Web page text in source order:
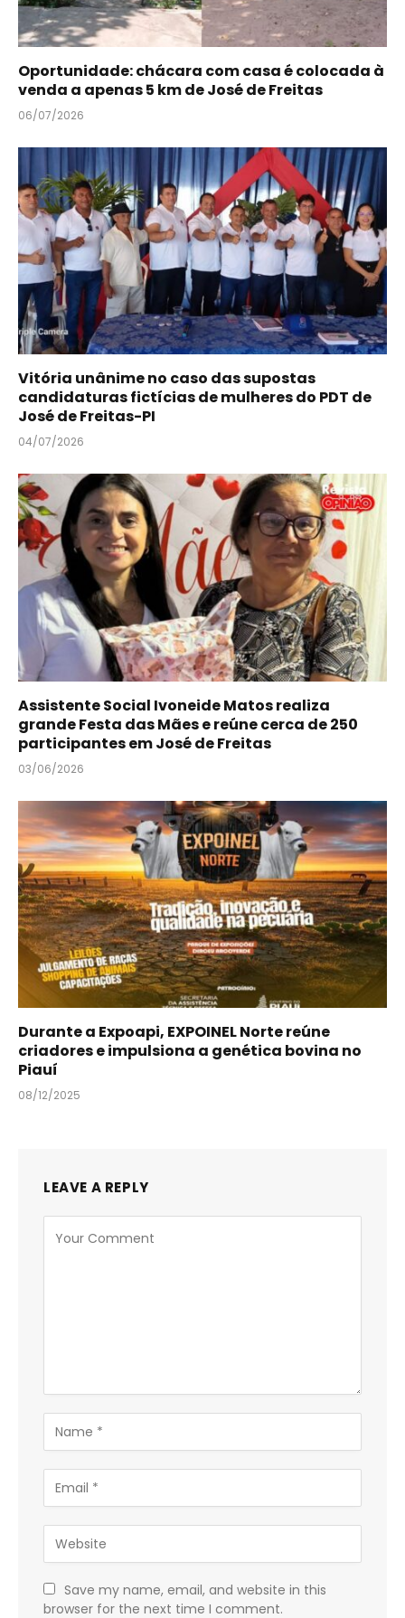
Oportunidade: chácara com casa é colocada à
venda a apenas 5 km de José de Freitas
06/07/2026
Vitória unânime no caso das supostas
candidaturas fictícias de mulheres do PDT de
José de Freitas-PI
04/07/2026
Assistente Social Ivoneide Matos realiza
grande Festa das Mães e reúne cerca de 250
participantes em José de Freitas
03/06/2026
Durante a Expoapi, EXPOINEL Norte reúne
criadores e impulsiona a genética bovina no
Piauí
08/12/2025
LEAVE A REPLY
Save my name, email, and website in this
browser for the next time I comment.